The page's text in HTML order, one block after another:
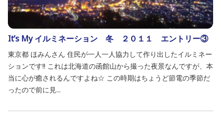
It’s My イルミネーション 冬 ２０１１ エントリー③
東京都 ほみんさん 住民が一人一人協力して作り出したイルミネー
ションです!! これは北海道の函館山から撮った夜景なんですが、本
当に心が癒されるんですよね☆ この時期はちょうど節電の季節だ
ったので前に見...